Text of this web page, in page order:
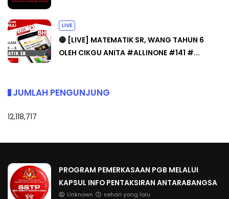
LIVE
🔴 [LIVE] MATEMATIK SR, WANG TAHUN 6
OLEH CIKGU ANITA #ALLINONE #141 #...
JUMLAH PENGUNJUNG
12,118,717
PROGRAM PEMERKASAAN PGB MELALUI
KAPSUL INFO PENTAKSIRAN ANTARABANGSA
Unknown sehari yang lalu